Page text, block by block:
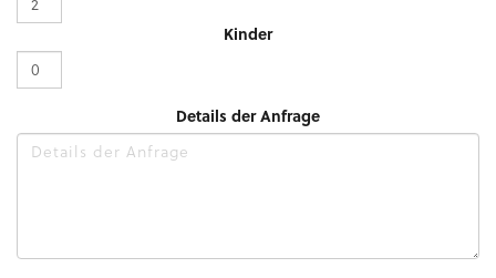
Kinder
Details der Anfrage